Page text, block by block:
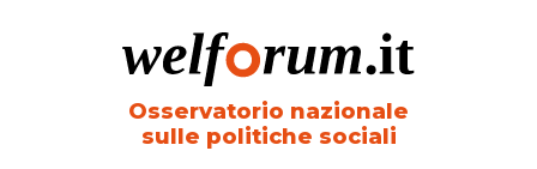
Osservatorio nazionale
sulle politiche sociali